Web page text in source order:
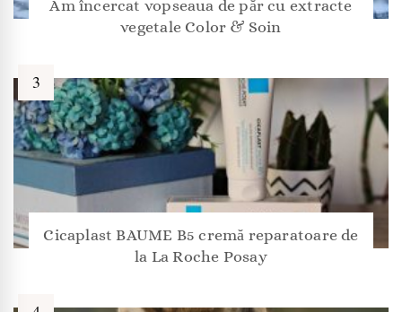
Am încercat vopseaua de păr cu extracte
vegetale Color & Soin
Cicaplast BAUME B5 cremă reparatoare de
la La Roche Posay